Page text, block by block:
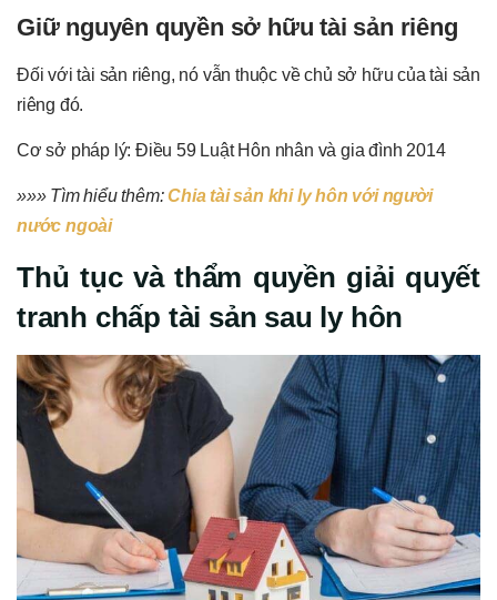
Giữ nguyên quyền sở hữu tài sản riêng
Đối với tài sản riêng, nó vẫn thuộc về chủ sở hữu của tài sản
riêng đó.
Cơ sở pháp lý: Điều 59 Luật Hôn nhân và gia đình 2014
»»» Tìm hiểu thêm:Chia tài sản khi ly hôn với người
nước ngoài
Thủ tục và thẩm quyền giải quyết
tranh chấp tài sản sau ly hôn